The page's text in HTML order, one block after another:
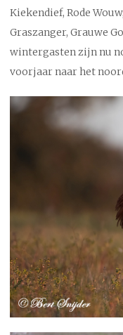
Kiekendief, Rode
Graszanger, Grauwe
wintergasten zijn nu
voorjaar naar het